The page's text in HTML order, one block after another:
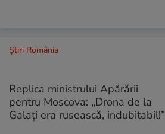
Știri România
Replica ministrului Apărării
pentru Moscova: „Drona de la
Galați era rusească, indubitabil!”